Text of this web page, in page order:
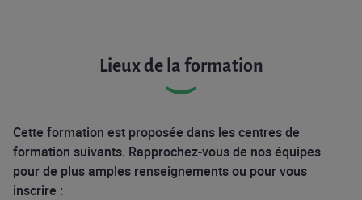
Lieux de la formation
Cette formation est proposée dans les centres de
formation suivants. Rapprochez-vous de nos équipes
pour de plus amples renseignements ou pour vous
inscrire :